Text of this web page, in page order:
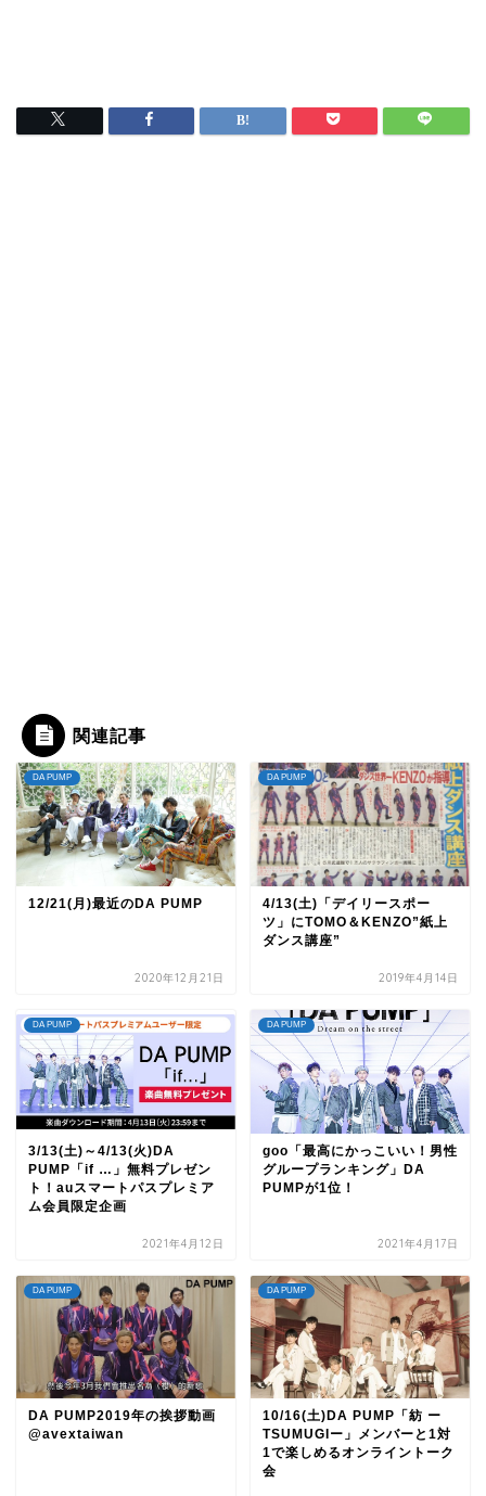
関連記事
DA PUMP
12/21(月)最近のDA PUMP
2020年12月21日
DA PUMP
4/13(土)「デイリースポー
ツ」にTOMO＆KENZO”紙上
ダンス講座”
2019年4月14日
DA PUMP
3/13(土)～4/13(火)DA
PUMP「if …」無料プレゼン
ト！auスマートパスプレミア
ム会員限定企画
2021年4月12日
DA PUMP
goo「最高にかっこいい！男性
グループランキング」DA
PUMPが1位！
2021年4月17日
DA PUMP
DA PUMP2019年の挨拶動画
@avextaiwan
DA PUMP
10/16(土)DA PUMP「紡 ー
TSUMUGIー」メンバーと1対
1で楽しめるオンライントーク
会